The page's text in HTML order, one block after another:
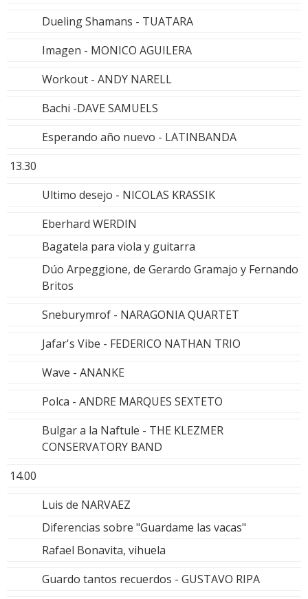
Dueling Shamans - TUATARA
Imagen - MONICO AGUILERA
Workout - ANDY NARELL
Bachi -DAVE SAMUELS
Esperando año nuevo - LATINBANDA
13.30
Ultimo desejo - NICOLAS KRASSIK
Eberhard WERDIN
Bagatela para viola y guitarra
Dúo Arpeggione, de Gerardo Gramajo y Fernando
Britos
Sneburymrof - NARAGONIA QUARTET
Jafar's Vibe - FEDERICO NATHAN TRIO
Wave - ANANKE
Polca - ANDRE MARQUES SEXTETO
Bulgar a la Naftule - THE KLEZMER
CONSERVATORY BAND
14.00
Luis de NARVAEZ
Diferencias sobre "Guardame las vacas"
Rafael Bonavita, vihuela
Guardo tantos recuerdos - GUSTAVO RIPA